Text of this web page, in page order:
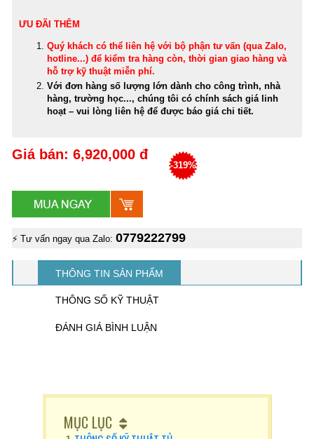
ƯU ĐÃI THÊM
Quý khách có thể liên hệ với bộ phận tư vấn (qua Zalo,
hotline...) để kiểm tra hàng còn, thời gian giao hàng và
hỗ trợ kỹ thuật miễn phí.
Với đơn hàng số lượng lớn dành cho công trình, nhà
hàng, trường học..., chúng tôi có chính sách giá linh
hoạt – vui lòng liên hệ để được báo giá chi tiết.
Giá bán: 6,920,000 đ
-319%
⚡ Tư vấn ngay qua Zalo: 0779222799
THÔNG TIN SẢN PHẨM
THÔNG SỐ KỸ THUẬT
ĐÁNH GIÁ BÌNH LUẬN
MỤC LỤC